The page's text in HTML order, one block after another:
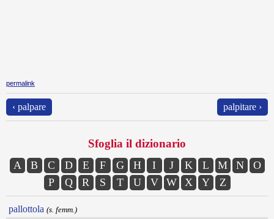
permalink
‹ palpare palpitare ›
Sfoglia il dizionario
A B C D E F G H I J K L M N
O
P
Q R S T U V W X Y Z
pallottola (s. femm.)